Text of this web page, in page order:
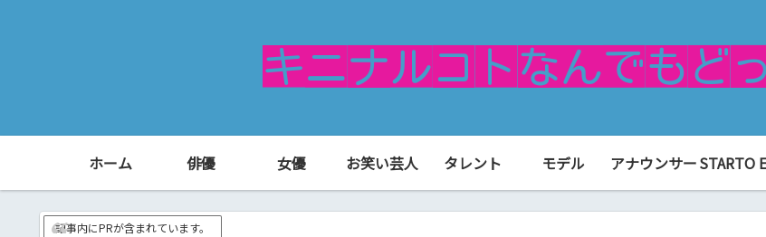
ホーム 俳優 女優 お笑い芸人 タレント モデル アナウンサー
記事内にPRが含まれています。